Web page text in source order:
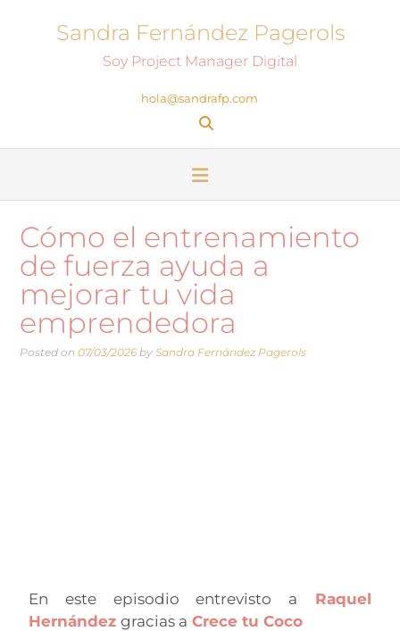
Sandra Fernández Pagerols
Soy Project Manager Digital
hola@sandrafp.com
Cómo el entrenamiento
de fuerza ayuda a
mejorar tu vida
emprendedora
Posted on 07/03/2026 by Sandra Fernández Pagerols
En este episodio entrevisto a Raquel
Hernández gracias a Crece tu Coco